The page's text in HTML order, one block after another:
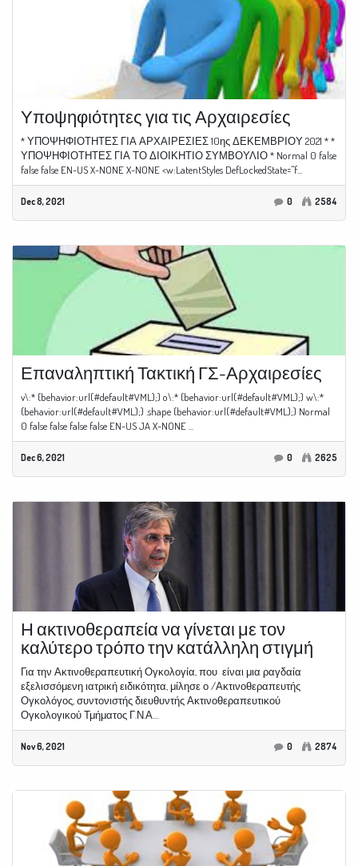
Υποψηφιότητες για τις Αρχαιρεσίες
* ΥΠΟΨΗΦΙΟΤΗΤΕΣ ΓΙΑ ΑΡΧΑΙΡΕΣΙΕΣ 10ης ΔΕΚΕΜΒΡΙΟΥ 2021 * *
ΥΠΟΨΗΦΙΟΤΗΤΕΣ ΓΙΑ ΤΟ ΔΙΟΙΚΗΤΙΟ ΣΥΜΒΟΥΛΙΟ * Normal 0 false
false false EN-US X-NONE X-NONE <w:LatentStyles DefLockedState="f...
Dec 8, 2021 0 2584
Επαναληπτική Τακτική ΓΣ-Αρχαιρεσίες
v\:* {behavior:url(#default#VML);} o\:* {behavior:url(#default#VML);} w\:*
{behavior:url(#default#VML);} .shape {behavior:url(#default#VML);} Normal
0 false false false false EN-US JA X-NONE ...
Dec 6, 2021 0 2625
Η ακτινοθεραπεία να γίνεται με τον
καλύτερο τρόπο την κατάλληλη στιγμή
Για την Ακτινοθεραπευτική Ογκολογία, που είναι μια ραγδαία
εξελισσόμενη ιατρική ειδικότητα, μίλησε ο /Ακτινοθεραπευτής
Ογκολόγος, συντονιστής διευθυντής Ακτινοθεραπευτικού
Ογκολογικού Τμήματος Γ.Ν.Α....
Nov 6, 2021 0 2874